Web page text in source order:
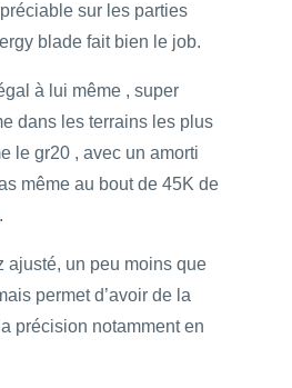
sur les parties
blade fait bien le job.
à lui même , super
dans les terrains les plus
le gr20 , avec un amorti
même au bout de 45K de
ajusté, un peu moins que
permet d’avoir de la
précision notamment en